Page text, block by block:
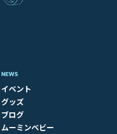
NEWS
イベント
グッズ
ブログ
ムーミンベビー